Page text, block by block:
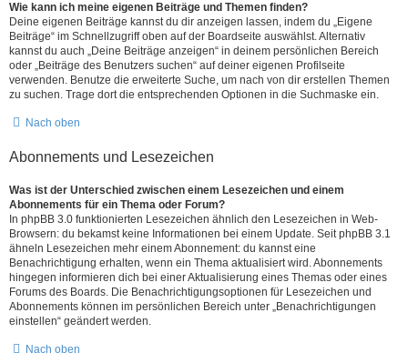
Wie kann ich meine eigenen Beiträge und Themen finden?
Deine eigenen Beiträge kannst du dir anzeigen lassen, indem du „Eigene
Beiträge“ im Schnellzugriff oben auf der Boardseite auswählst. Alternativ
kannst du auch „Deine Beiträge anzeigen“ in deinem persönlichen Bereich
oder „Beiträge des Benutzers suchen“ auf deiner eigenen Profilseite
verwenden. Benutze die erweiterte Suche, um nach von dir erstellen Themen
zu suchen. Trage dort die entsprechenden Optionen in die Suchmaske ein.
Nach oben
Abonnements und Lesezeichen
Was ist der Unterschied zwischen einem Lesezeichen und einem
Abonnements für ein Thema oder Forum?
In phpBB 3.0 funktionierten Lesezeichen ähnlich den Lesezeichen in Web-
Browsern: du bekamst keine Informationen bei einem Update. Seit phpBB 3.1
ähneln Lesezeichen mehr einem Abonnement: du kannst eine
Benachrichtigung erhalten, wenn ein Thema aktualisiert wird. Abonnements
hingegen informieren dich bei einer Aktualisierung eines Themas oder eines
Forums des Boards. Die Benachrichtigungsoptionen für Lesezeichen und
Abonnements können im persönlichen Bereich unter „Benachrichtigungen
einstellen“ geändert werden.
Nach oben